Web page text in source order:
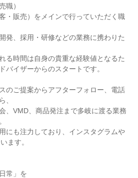
職）
・販売）をメインで行っていただく職
発、採用・研修などの業務に携わりた
る時間は自身の貴重な経験値となるた
バイザーからのスタートです。
のご提案からアフターフォロー、電話
、
、VMD、商品発注まで多岐に渡る業務
にも注力しており、インスタグラムや
ます。
常」を